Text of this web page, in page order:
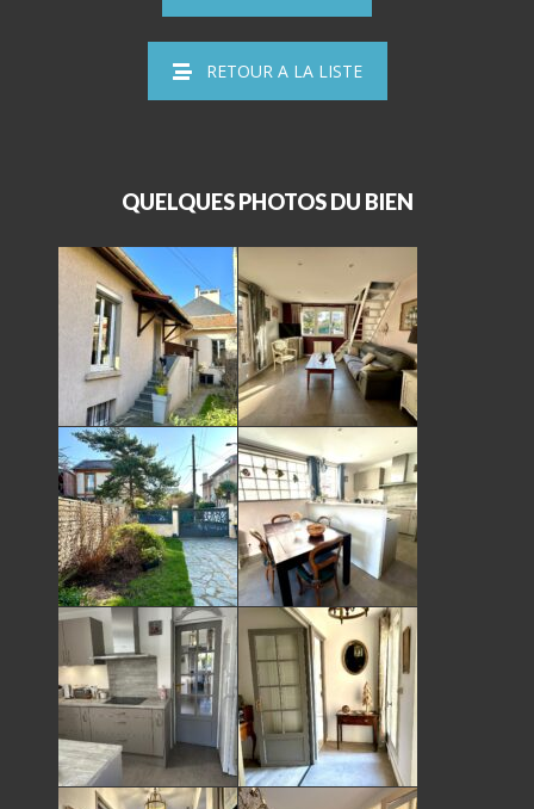
RETOUR A LA LISTE
QUELQUES PHOTOS DU BIEN